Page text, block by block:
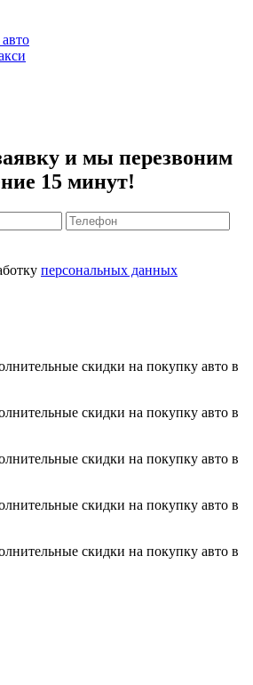
и мы перезвоним
15 минут!
персональных данных
скидки на покупку авто в
скидки на покупку авто в
скидки на покупку авто в
скидки на покупку авто в
скидки на покупку авто в